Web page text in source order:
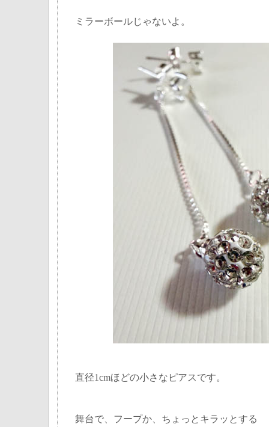
ミラーボールじゃないよ。
直径1cmほどの小さなピアスです。
舞台で、フープか、ちょっとキラッとする